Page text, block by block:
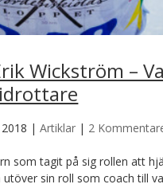
Wickström –
|Artiklar | 2
som tagit på sig rollen att
sin roll som coach till